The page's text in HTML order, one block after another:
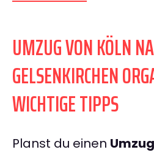
UMZUG VON KÖLN
GELSENKIRCHEN
WICHTIGE TIPPS
Planst du einen